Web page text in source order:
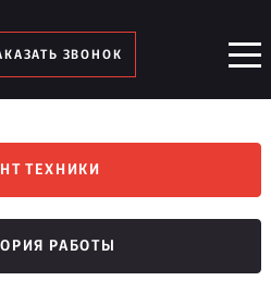
ЗВОНОК
ТЕХНИКИ
РАБОТЫ